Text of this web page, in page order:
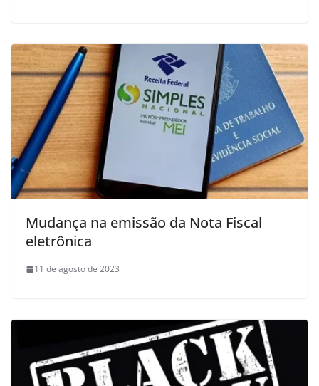
Mudança na emissão da Nota Fiscal
eletrônica
11 de agosto de 2023